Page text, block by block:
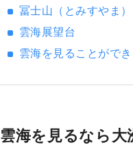
冨士山（とみすやま）
雲海展望台
雲海を見ることがで
雲海を見るなら大